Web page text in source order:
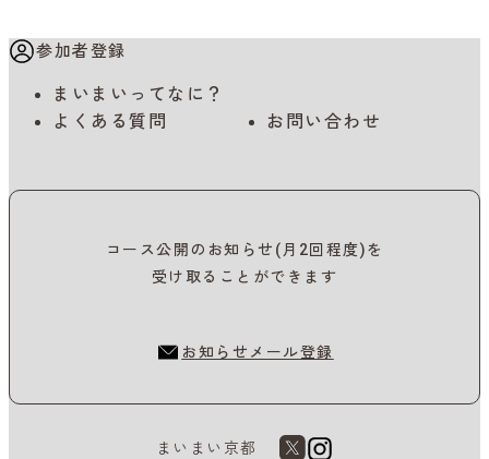
参加者登録
まいまいってなに？
よくある質問
お問い合わせ
コース公開のお知らせ(月2回程度)を
受け取ることができます
お知らせメール登録
まいまい京都